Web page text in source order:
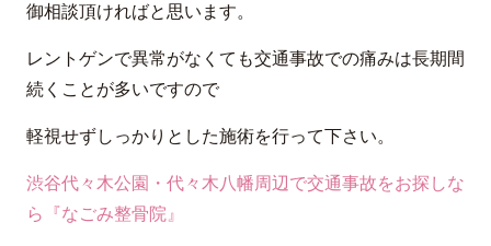
御相談頂ければと思います。
レントゲンで異常がなくても交通事故での痛みは長期間
続くことが多いですので
軽視せずしっかりとした施術を行って下さい。
渋谷代々木公園・代々木八幡周辺で交通事故をお探しな
ら『なごみ整骨院』